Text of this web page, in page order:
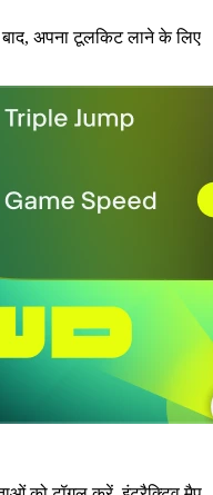
अपना टूलकिट लाने के लिए